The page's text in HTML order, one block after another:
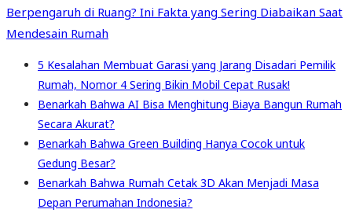
Berpengaruh di Ruang? Ini Fakta yang Sering Diabaikan Saat
Mendesain Rumah
5 Kesalahan Membuat Garasi yang Jarang Disadari Pemilik
Rumah, Nomor 4 Sering Bikin Mobil Cepat Rusak!
Benarkah Bahwa AI Bisa Menghitung Biaya Bangun Rumah
Secara Akurat?
Benarkah Bahwa Green Building Hanya Cocok untuk
Gedung Besar?
Benarkah Bahwa Rumah Cetak 3D Akan Menjadi Masa
Depan Perumahan Indonesia?